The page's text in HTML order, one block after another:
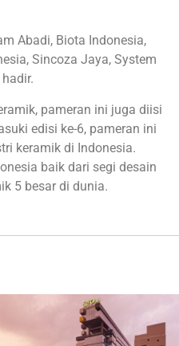
Abadi, Biota Indonesia,
Sincoza Jaya, System
pameran ini juga diisi
edisi ke-6, pameran ini
keramik di Indonesia.
baik dari segi desain
5 besar di dunia.